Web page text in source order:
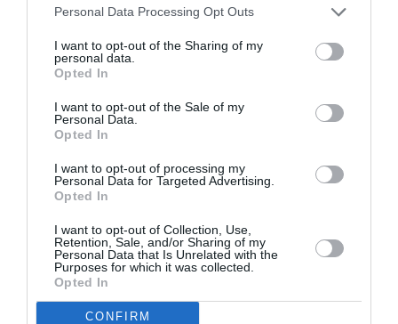
Personal Data Processing Opt Outs
I want to opt-out of the Sharing of my
personal data.
Opted In
I want to opt-out of the Sale of my
Personal Data.
Opted In
I want to opt-out of processing my
Personal Data for Targeted Advertising.
Opted In
I want to opt-out of Collection, Use,
Retention, Sale, and/or Sharing of my
Personal Data that Is Unrelated with the
Purposes for which it was collected.
Opted In
CONFIRM